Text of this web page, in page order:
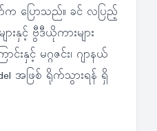
က ပြောသည်။ ခင် လပြည့်
းနှင့် ဗွီဒီယိုကားများ
နှင့် မဂ္ဂဇင်း၊ ဂျာနယ်
အဖြစ် ရိုက်သွားရန် ရှိ